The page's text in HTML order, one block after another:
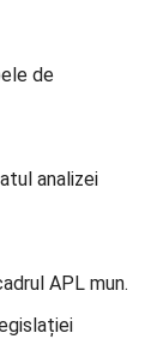
de
analizei
APL mun.